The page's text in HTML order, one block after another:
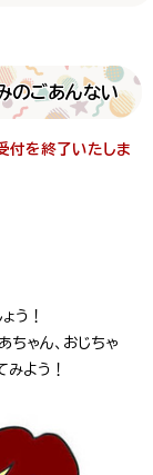
のごあんない
付を終了いたしま
う！
ちゃん、おじちゃ
みよう！